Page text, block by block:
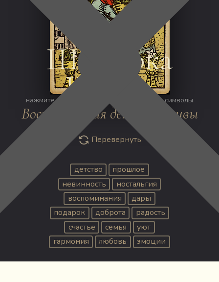
нажмите на изображение, чтобы открыть символы
Шестёрка
Кубков
Воспоминания детства живы
Перевернуть
детство
прошлое
невинность
ностальгия
воспоминания
дары
подарок
доброта
радость
счастье
семья
уют
гармония
любовь эмоции